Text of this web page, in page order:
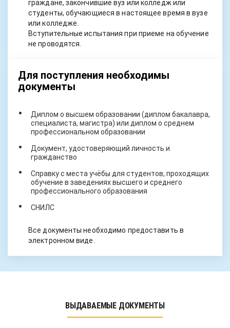
граждане, закончившие вуз или колледж или
студенты, обучающиеся в настоящее время в вузе
или колледже.
Вступительные испытания при приеме на обучение
не проводятся.
Для поступления необходимы
документы
Диплом о высшем образовании (диплом бакалавра,
специалиста, магистра) или диплом о среднем
профессиональном образовании
Документ, удостоверяющий личность и
гражданство
Справку с места учёбы для студентов, проходящих
обучение в заведениях высшего и среднего
профессионального образования
СНИЛС
Все документы необходимо предоставить в
электронном виде.
ВЫДАВАЕМЫЕ ДОКУМЕНТЫ